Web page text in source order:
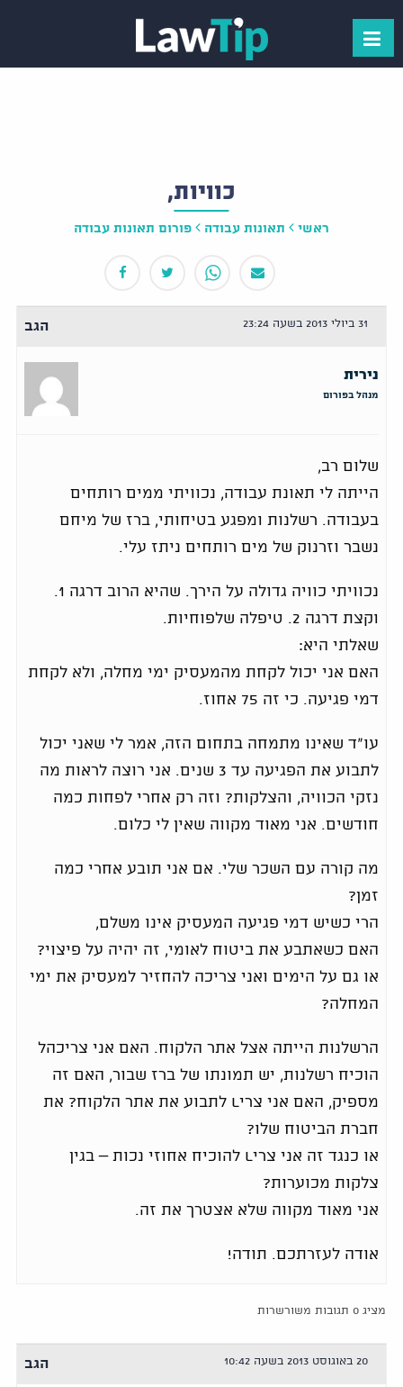
כוויות,
ראשי תאונות עבודה פורום תאונות עבודה
31 ביולי 2013 בשעה 23:24 הגב
נירית
מנהל בפורום
שלום רב,
הייתה לי תאונת עבודה, נכוויתי ממים רותחים
בעבודה. רשלנות ומפגע בטיחותי, ברז של מיחם
נשבר וזרנוק של מים רותחים ניתז עלי.
נכוויתי כוויה גדולה על הירך. שהיא הרוב דרגה 1.
וקצת דרגה 2. טיפלה שלפוחיות.
שאלתי היא:
האם אני יכול לקחת מהמעסיק ימי מחלה, ולא לקחת
דמי פגיעה. כי זה 75 אחוז.
עו"ד שאינו מתמחה בתחום הזה, אמר לי שאני יכול
לתבוע את הפגיעה עד 3 שנים. אני רוצה לראות מה
נזקי הכוויה, והצלקות? וזה רק אחרי לפחות כמה
חודשים. אני מאוד מקווה שאין לי כלום.
מה קורה עם השכר שלי. אם אני תובע אחרי כמה
זמן?
הרי כשיש דמי פגיעה המעסיק אינו משלם,
האם כשאתבע את ביטוח לאומי, זה יהיה על פיצוי?
או גם על הימים ואני צריכה להחזיר למעסיק את ימי
המחלה?
הרשלנות הייתה אצל אתר הלקוח. האם אני צריכהל
הוכיח רשלנות, יש תמונתו של ברז שבור, האם זה
מספיק, האם אני צריl לתבוע את אתר הלקוח? את
חברת הביטוח שלו?
או כנגד זה אני צריl להוכיח אחוזי נכות – בגין
צלקות מכוערות?
אני מאוד מקווה שלא אצטרך את זה.
אודה לעזרתכם. תודה!
מציג 0 תגובות משורשרות
20 באוגוסט 2013 בשעה 10:42 הגב